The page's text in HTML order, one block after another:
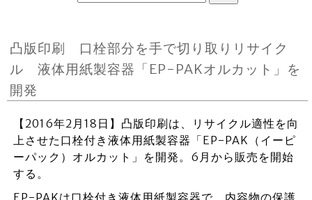
凸版印刷 口栓部分を手で切り取りリサイク
ル 液体用紙製容器「EP-PAKオルカット」を
開発
【2016年2月18日】凸版印刷は、リサイクル適性を向
上させた口栓付き液体用紙製容器「EP-PAK（イーピ
ーパック）オルカット」を開発。6月から販売を開始
する。
EP-PAKは口栓付き液体用紙製容器で、内容物の保護